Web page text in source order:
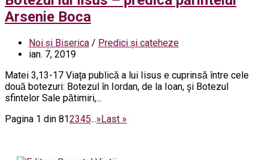
Arsenie Boca
Noi și Biserica / Predici și cateheze
ian. 7, 2019
Matei 3,13-17 Viaţa publică a lui Iisus e cuprinsă între cele
două botezuri: Botezul în Iordan, de la Ioan, şi Botezul
sfintelor Sale pătimiri,...
Pagina 1 din 812345...» Last »